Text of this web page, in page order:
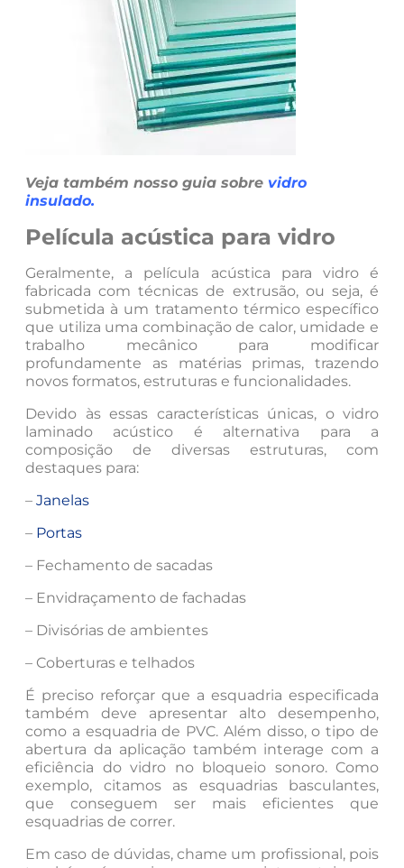
Veja também nosso guia sobre vidro
insulado.
Película acústica para vidro
Geralmente, a película acústica para vidro é
fabricada com técnicas de extrusão, ou seja, é
submetida à um tratamento térmico específico
que utiliza uma combinação de calor, umidade e
trabalho mecânico para modificar
profundamente as matérias primas, trazendo
novos formatos, estruturas e funcionalidades.
Devido às essas características únicas, o vidro
laminado acústico é alternativa para a
composição de diversas estruturas, com
destaques para:
– Janelas
– Portas
– Fechamento de sacadas
– Envidraçamento de fachadas
– Divisórias de ambientes
– Coberturas e telhados
É preciso reforçar que a esquadria especificada
também deve apresentar alto desempenho,
como a esquadria de PVC. Além disso, o tipo de
abertura da aplicação também interage com a
eficiência do vidro no bloqueio sonoro. Como
exemplo, citamos as esquadrias basculantes,
que conseguem ser mais eficientes que
esquadrias de correr.
Em caso de dúvidas, chame um profissional, pois